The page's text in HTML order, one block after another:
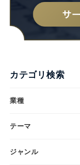
カテゴリ検索
業種
テーマ
ジャンル